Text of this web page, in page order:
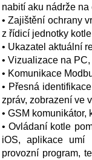
nabití aku nádrže
•Zajištění ochrany
z řídicí jednotky
• Ukazatel aktuální
• Vizualizace na PC,
• Komunikace
• Přesná
zpráv, zobrazení ve
• GSM komunikátor,
• Ovládaní kotle
iOS, aplikace umí
provozní program,